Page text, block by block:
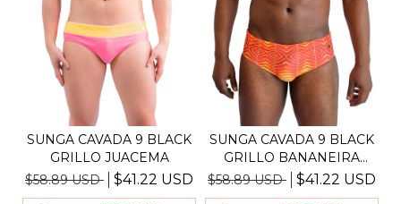
SUNGA CAVADA 9 BLACK
GRILLO JUACEMA
$58.89 USD
$41.22 USD
SUNGA CAVADA 9 BLACK
GRILLO BANANEIRA
NA...
$58.89 USD $41.22 USD